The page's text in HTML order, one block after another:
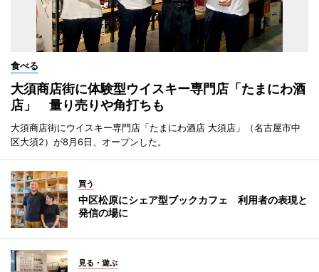
食べる
大須商店街に体験型ウイスキー専門店「たまにわ酒
店」 量り売りや角打ちも
大須商店街にウイスキー専門店「たまにわ酒店 大須店」（名古屋市中
区大須2）が8月6日、オープンした。
買う
中区松原にシェア型ブックカフェ 利用者の表現と
発信の場に
見る・遊ぶ